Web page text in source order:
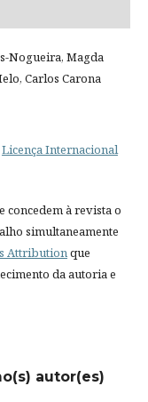
Nogueira, Magda
Carlos Carona
Licença Internacional
concedem à revista o
simultaneamente
Attributionque
da autoria e
autor(es)